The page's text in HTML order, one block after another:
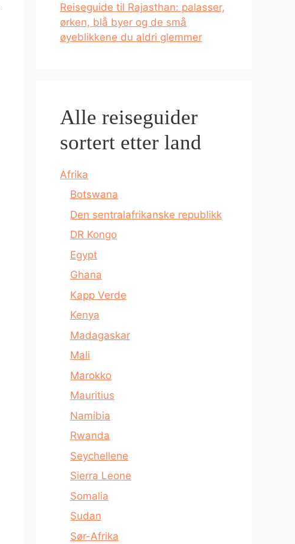
Reiseguide til Rajasthan: palasser,
ørken, blå byer og de små
øyeblikkene du aldri glemmer
Alle reiseguider
sortert etter land
Afrika
Botswana
Den sentralafrikanske republikk
DR Kongo
Egypt
Ghana
Kapp Verde
Kenya
Madagaskar
Mali
Marokko
Mauritius
Namibia
Rwanda
Seychellene
Sierra Leone
Somalia
Sudan
Sør-Afrika